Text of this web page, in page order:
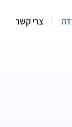
צרי קשר